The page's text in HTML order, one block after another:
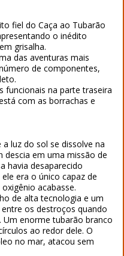
fiel do Caça ao Tubarão
o inédito
grisalha.
das aventuras mais
de componentes,
funcionais na parte traseira
com as borrachas e
luz do sol se dissolve na
descia em uma missão de
havia desaparecido
era o único capaz de
acabasse.
de alta tecnologia e um
os destroços quando
Um enorme tubarão branco
ao redor dele. O
no mar, atacou sem